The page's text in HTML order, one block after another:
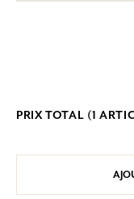
PRIX TOTAL (1